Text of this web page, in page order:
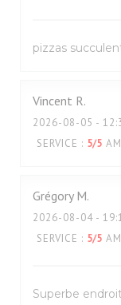
pizzas
Vincent R
2026-08-05 -
SERVICE : 5/5
Grégory M
2026-08-04 -
SERVICE : 5/5
Superbe